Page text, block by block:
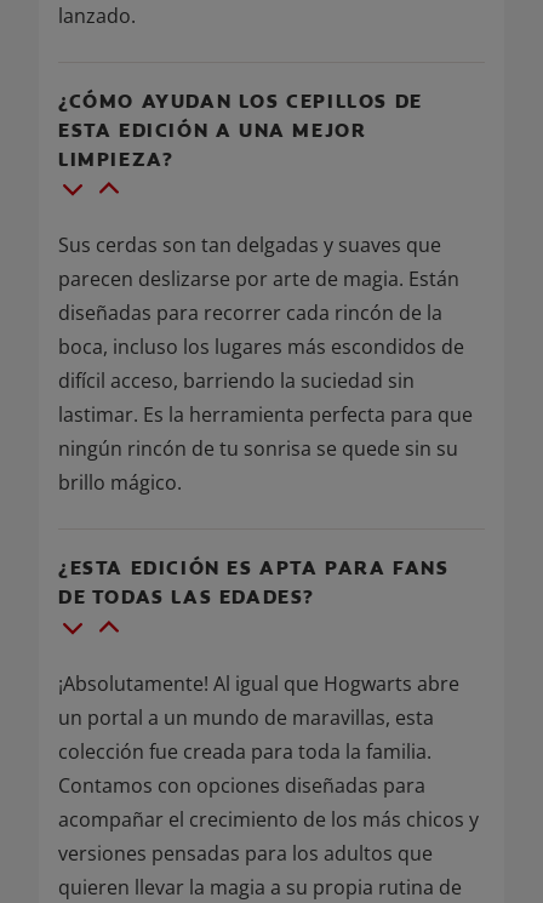
lanzado.
¿CÓMO AYUDAN LOS CEPILLOS DE
ESTA EDICIÓN A UNA MEJOR
LIMPIEZA?
Sus cerdas son tan delgadas y suaves que
parecen deslizarse por arte de magia. Están
diseñadas para recorrer cada rincón de la
boca, incluso los lugares más escondidos de
difícil acceso, barriendo la suciedad sin
lastimar. Es la herramienta perfecta para que
ningún rincón de tu sonrisa se quede sin su
brillo mágico.
¿ESTA EDICIÓN ES APTA PARA FANS
DE TODAS LAS EDADES?
¡Absolutamente! Al igual que Hogwarts abre
un portal a un mundo de maravillas, esta
colección fue creada para toda la familia.
Contamos con opciones diseñadas para
acompañar el crecimiento de los más chicos y
versiones pensadas para los adultos que
quieren llevar la magia a su propia rutina de